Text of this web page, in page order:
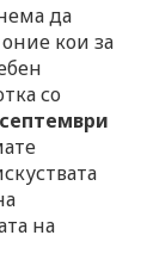
да
кои за
со
на